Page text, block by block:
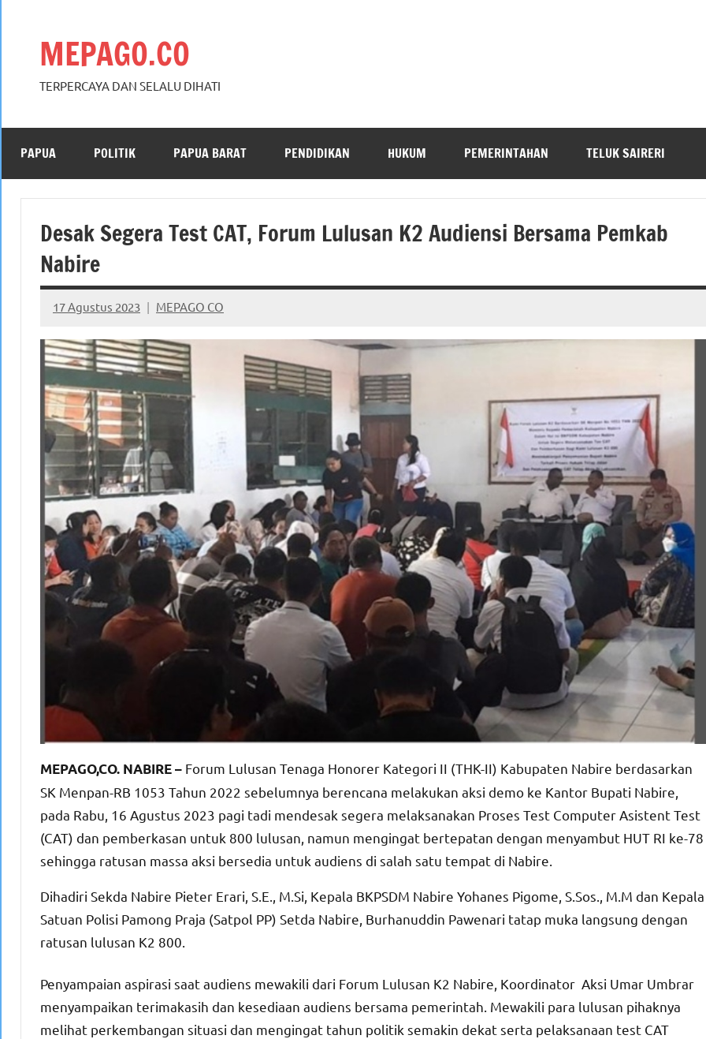
MEPAGO.CO
TERPERCAYA DAN SELALU DIHATI
PAPUA POLITIK PAPUA BARAT PENDIDIKAN HUKUM PEMERINTAHAN TELUK SAIRERI
Desak Segera Test CAT, Forum Lulusan K2 Audiensi Bersama Pemkab
Nabire
17 Agustus 2023 MEPAGO CO
No
comments
MEPAGO,CO. NABIRE – Forum Lulusan Tenaga Honorer Kategori II (THK-II) Kabupaten Nabire berdasarkan
SK Menpan-RB 1053 Tahun 2022 sebelumnya berencana melakukan aksi demo ke Kantor Bupati Nabire,
pada Rabu, 16 Agustus 2023 pagi tadi mendesak segera melaksanakan Proses Test Computer Asistent Test
(CAT) dan pemberkasan untuk 800 lulusan, namun mengingat bertepatan dengan menyambut HUT RI ke-78
sehingga ratusan massa aksi bersedia untuk audiens di salah satu tempat di Nabire.
Dihadiri Sekda Nabire Pieter Erari, S.E., M.Si, Kepala BKPSDM Nabire Yohanes Pigome, S.Sos., M.M dan Kepala
Satuan Polisi Pamong Praja (Satpol PP) Setda Nabire, Burhanuddin Pawenari tatap muka langsung dengan
ratusan lulusan K2 800.
Penyampaian aspirasi saat audiens mewakili dari Forum Lulusan K2 Nabire, Koordinator Aksi Umar Umbrar
menyampaikan terimakasih dan kesediaan audiens bersama pemerintah. Mewakili para lulusan pihaknya
melihat perkembangan situasi dan mengingat tahun politik semakin dekat serta pelaksanaan test CAT